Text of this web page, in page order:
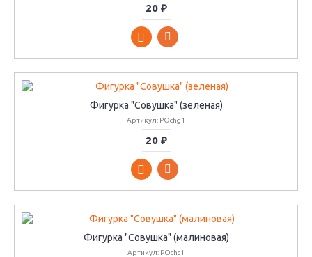
20 ₽
Фигурка "Совушка" (зеленая)
Артикул: POchg1
20 ₽
Фигурка "Совушка" (малиновая)
Артикул: POchc1